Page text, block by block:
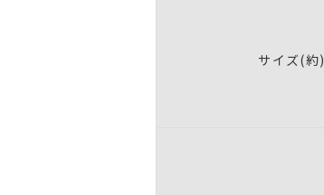
サイズ(約)